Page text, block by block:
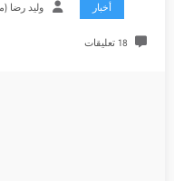
أخبار وليد رضا
18 تعليقات